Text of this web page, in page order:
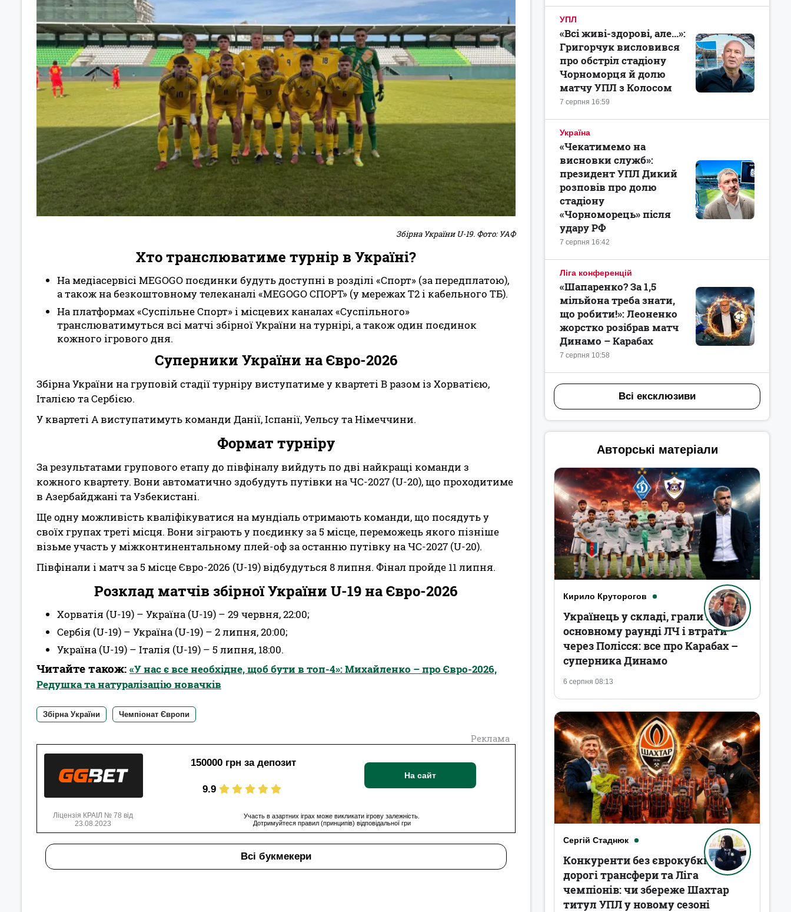
Збірна України U-19. Фото: УАФ
Хто транслюватиме турнір в Україні?
На медіасервісі MEGOGO поєдинки будуть доступні в розділі «Спорт» (за передплатою),
а також на безкоштовному телеканалі «MEGOGO СПОРТ» (у мережах Т2 і кабельного ТБ).
На платформах «Суспільне Спорт» і місцевих каналах «Суспільного»
транслюватимуться всі матчі збірної України на турнірі, а також один поєдинок
кожного ігрового дня.
Суперники України на Євро-2026
Збірна України на груповій стадії турніру виступатиме у квартеті В разом із Хорватією,
Італією та Сербією.
У квартеті А виступатимуть команди Данії, Іспанії, Уельсу та Німеччини.
Формат турніру
За результатами групового етапу до півфіналу вийдуть по дві найкращі команди з
кожного квартету. Вони автоматично здобудуть путівки на ЧС-2027 (U-20), що проходитиме
в Азербайджані та Узбекистані.
Ще одну можливість кваліфікуватися на мундіаль отримають команди, що посядуть у
своїх групах треті місця. Вони зіграють у поєдинку за 5 місце, переможець якого пізніше
візьме участь у міжконтинентальному плей-оф за останню путівку на ЧС-2027 (U-20).
Півфінали і матч за 5 місце Євро-2026 (U-19) відбудуться 8 липня. Фінал пройде 11 липня.
Розклад матчів збірної України U-19 на Євро-2026
Хорватія (U-19) – Україна (U-19) – 29 червня, 22:00;
Сербія (U-19) – Україна (U-19) – 2 липня, 20:00;
Україна (U-19) – Італія (U-19) – 5 липня, 18:00.
Читайте також: «У нас є все необхідне, щоб бути в топ-4»: Михайленко – про Євро-2026,
Редушка та натуралізацію новачків
Збірна України Чемпіонат Європи
Реклама
150000 грн за депозит
9.9
На сайт
Ліцензія КРАІЛ № 78 від
23.08.2023
Участь в азартних іграх може викликати ігрову залежність.
Дотримуйтеся правил (принципів) відповідальної гри
Всі букмекери
УПЛ
7 серпня 16:59
«Всі живі-здорові, але...»:
Григорчук висловився
про обстріл стадіону
Чорноморця й долю
матчу УПЛ з Колосом
Україна
7 серпня 16:42
«Чекатимемо на
висновки служб»:
президент УПЛ Дикий
розповів про долю
стадіону
«Чорноморець» після
удару РФ
Ліга конференцій
7 серпня 10:58
«Шапаренко? За 1,5
мільйона треба знати,
що робити!»: Леоненко
жорстко розібрав матч
Динамо – Карабах
Всі ексклюзиви
Авторські матеріали
Кирило Круторогов
6 серпня 08:13
Українець у складі, грали в
основному раунді ЛЧ і втрати
через Полісся: все про Карабах –
суперника Динамо
Сергій Стаднюк
Конкуренти без єврокубків,
дорогі трансфери та Ліга
чемпіонів: чи збереже Шахтар
титул УПЛ у новому сезоні